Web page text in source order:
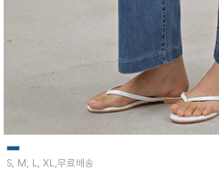
S, M, L, XL,무료배송